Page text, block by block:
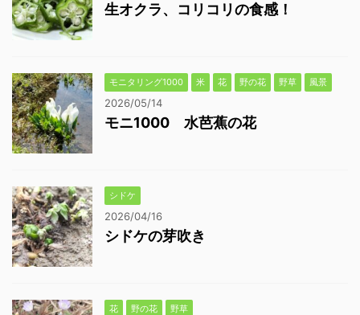
生オクラ、コリコリの食感！
モニタリング1000 米 花 野の花 野草 風景
2026/05/14
モニ1000 水芭蕉の花
シドケ
2026/04/16
シドケの芽吹き
花 野の花 野草